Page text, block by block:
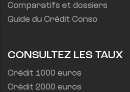
Comparatifs et dossiers
Guide du Crédit Conso
CONSULTEZ LES TAUX
Crédit 1000 euros
Crédit 2000 euros